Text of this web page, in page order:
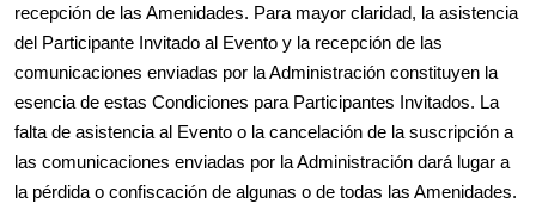
recepción de las Amenidades. Para mayor claridad, la asistencia
del Participante Invitado al Evento y la recepción de las
comunicaciones enviadas por la Administración constituyen la
esencia de estas Condiciones para Participantes Invitados. La
falta de asistencia al Evento o la cancelación de la suscripción a
las comunicaciones enviadas por la Administración dará lugar a
la pérdida o confiscación de algunas o de todas las Amenidades.